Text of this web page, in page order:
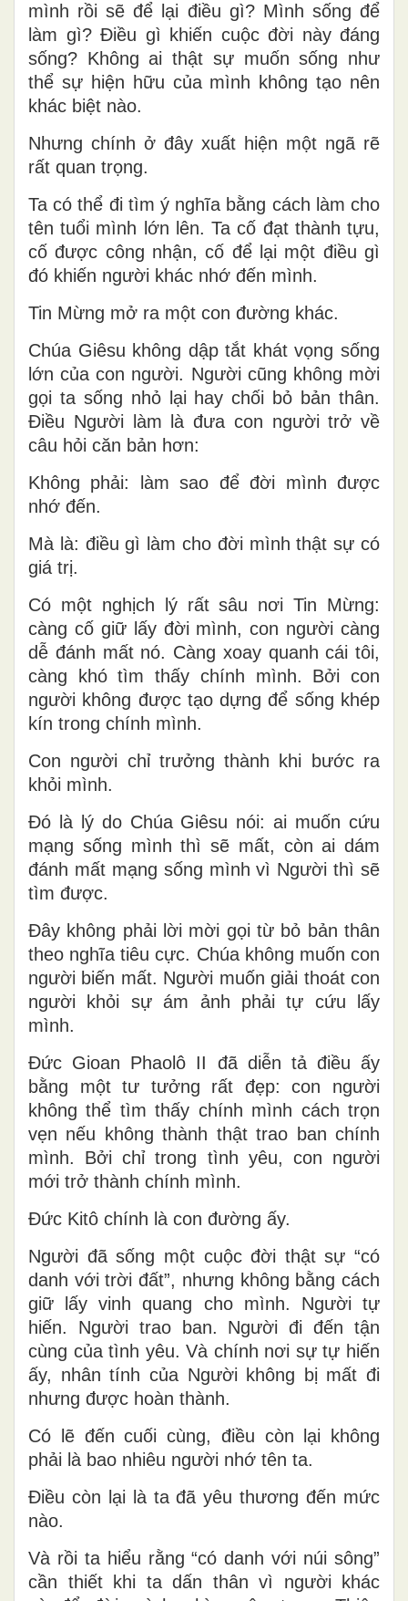
mình rồi sẽ để lại điều gì? Mình sống để
làm gì? Điều gì khiến cuộc đời này đáng
sống? Không ai thật sự muốn sống như
thể sự hiện hữu của mình không tạo nên
khác biệt nào.
Nhưng chính ở đây xuất hiện một ngã rẽ
rất quan trọng.
Ta có thể đi tìm ý nghĩa bằng cách làm cho
tên tuổi mình lớn lên. Ta cố đạt thành tựu,
cố được công nhận, cố để lại một điều gì
đó khiến người khác nhớ đến mình.
Tin Mừng mở ra một con đường khác.
Chúa Giêsu không dập tắt khát vọng sống
lớn của con người. Người cũng không mời
gọi ta sống nhỏ lại hay chối bỏ bản thân.
Điều Người làm là đưa con người trở về
câu hỏi căn bản hơn:
Không phải: làm sao để đời mình được
nhớ đến.
Mà là: điều gì làm cho đời mình thật sự có
giá trị.
Có một nghịch lý rất sâu nơi Tin Mừng:
càng cố giữ lấy đời mình, con người càng
dễ đánh mất nó. Càng xoay quanh cái tôi,
càng khó tìm thấy chính mình. Bởi con
người không được tạo dựng để sống khép
kín trong chính mình.
Con người chỉ trưởng thành khi bước ra
khỏi mình.
Đó là lý do Chúa Giêsu nói: ai muốn cứu
mạng sống mình thì sẽ mất, còn ai dám
đánh mất mạng sống mình vì Người thì sẽ
tìm được.
Đây không phải lời mời gọi từ bỏ bản thân
theo nghĩa tiêu cực. Chúa không muốn con
người biến mất. Người muốn giải thoát con
người khỏi sự ám ảnh phải tự cứu lấy
mình.
Đức Gioan Phaolô II đã diễn tả điều ấy
bằng một tư tưởng rất đẹp: con người
không thể tìm thấy chính mình cách trọn
vẹn nếu không thành thật trao ban chính
mình. Bởi chỉ trong tình yêu, con người
mới trở thành chính mình.
Đức Kitô chính là con đường ấy.
Người đã sống một cuộc đời thật sự “có
danh với trời đất”, nhưng không bằng cách
giữ lấy vinh quang cho mình. Người tự
hiến. Người trao ban. Người đi đến tận
cùng của tình yêu. Và chính nơi sự tự hiến
ấy, nhân tính của Người không bị mất đi
nhưng được hoàn thành.
Có lẽ đến cuối cùng, điều còn lại không
phải là bao nhiêu người nhớ tên ta.
Điều còn lại là ta đã yêu thương đến mức
nào.
Và rồi ta hiểu rằng “có danh với núi sông”
cần thiết khi ta dấn thân vì người khác